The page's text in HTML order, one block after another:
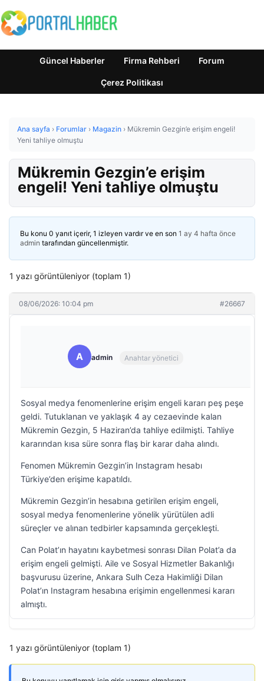
Güncel Haberler Firma Rehberi Forum
Çerez Politikası
Ana sayfa › Forumlar › Magazin › Mükremin Gezgin’e erişim engeli!
Yeni tahliye olmuştu
Mükremin Gezgin’e erişim
engeli! Yeni tahliye olmuştu
Bu konu 0 yanıt içerir, 1 izleyen vardır ve en son 1 ay 4 hafta önce
admin tarafından güncellenmiştir.
1 yazı görüntüleniyor (toplam 1)
08/06/2026: 10:04 pm #26667
A admin Anahtar yönetici
Sosyal medya fenomenlerine erişim engeli kararı peş peşe
geldi. Tutuklanan ve yaklaşık 4 ay cezaevinde kalan
Mükremin Gezgin, 5 Haziran’da tahliye edilmişti. Tahliye
kararından kısa süre sonra flaş bir karar daha alındı.
Fenomen Mükremin Gezgin’in Instagram hesabı
Türkiye’den erişime kapatıldı.
Mükremin Gezgin’in hesabına getirilen erişim engeli,
sosyal medya fenomenlerine yönelik yürütülen adli
süreçler ve alınan tedbirler kapsamında gerçekleşti.
Can Polat’ın hayatını kaybetmesi sonrası Dilan Polat’a da
erişim engeli gelmişti. Aile ve Sosyal Hizmetler Bakanlığı
başvurusu üzerine, Ankara Sulh Ceza Hakimliği Dilan
Polat’ın Instagram hesabına erişimin engellenmesi kararı
almıştı.
1 yazı görüntüleniyor (toplam 1)